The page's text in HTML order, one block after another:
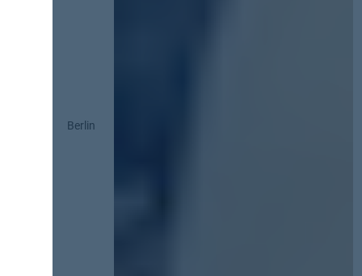
Berlin